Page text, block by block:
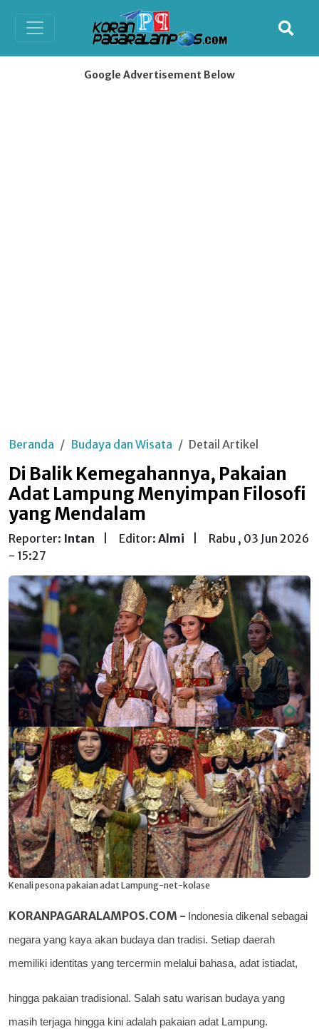
Google Advertisement Below
Beranda Budaya dan Wisata Detail Artikel
Di Balik Kemegahannya, Pakaian
Adat Lampung Menyimpan Filosofi
yang Mendalam
Reporter: Intan Editor: Almi
Rabu , 03 Jun 2026
- 15:27
Kenali pesona pakaian adat Lampung-net-kolase
KORANPAGARALAMPOS.COM - Indonesia dikenal sebagai
negara yang kaya akan budaya dan tradisi. Setiap daerah
memiliki identitas yang tercermin melalui bahasa, adat istiadat,
hingga pakaian tradisional. Salah satu warisan budaya yang
masih terjaga hingga kini adalah pakaian adat Lampung.